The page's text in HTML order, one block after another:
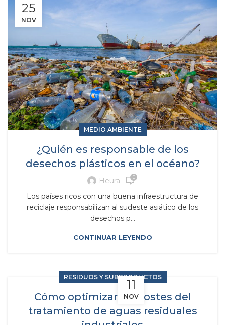
25
NOV
MEDIO AMBIENTE
¿Quién es responsable de los
desechos plásticos en el océano?
Heura 0
Los países ricos con una buena infraestructura de
reciclaje responsabilizan al sudeste asiático de los
desechos p...
CONTINUAR LEYENDO
11
NOV
RESIDUOS Y SUBPRODUCTOS
Cómo optimizar los costes del
tratamiento de aguas residuales